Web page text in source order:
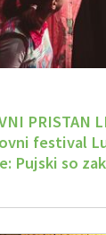
PRISTAN
festival
Pujski so